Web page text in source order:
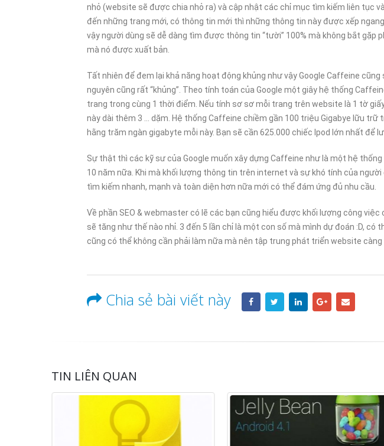
nhỏ (website sẽ được chia nhỏ ra) và cập nhật các chỉ mục tìm kiếm liên tục
đến những trang mới, có thông tin mới thì những thông tin này được xếp
vậy người dùng sẽ dễ dàng tìm được thông tin “tười” 100% mà không bắt gặp
mà nó được xuất bản.
Tất nhiên để đem lại khả năng hoạt động khủng như vậy Google Caffeine
nguyên cũng rất “khủng”. Theo tính toán của Google một giây hệ thống
trang trong cùng 1 thời điểm. Nếu tính sơ sơ mỗi trang trên website là 1 tờ
này dài thêm 3 … dặm. Hệ thống Caffeine chiềm gần 100 triệu Gigabye lữu
hằng trăm ngàn gigabyte mỗi này. Bạn sẽ cần 625.000 chiếc Ipod lớn nhất để
Sự thật thì các kỹ sư của Google muốn xây dựng Caffeine như là một hệ
10 năm nữa. Khi mà khối lượng thông tin trên internet và sự khó tính của
tìm kiếm nhanh, mạnh và toàn diện hơn nữa mới có thể đám ứng đủ nhu cầu.
Về phần SEO & webmaster có lẽ các bạn cũng hiểu được khối lượng công
sẽ tăng như thế nào nhỉ. 3 đến 5 lần chỉ là một con số mà mình dự đoán :D, có
cũng có thể không cần phải làm nữa mà nên tập trung phát triển website càng
Chia sẻ bài viết này
TIN LIÊN QUAN